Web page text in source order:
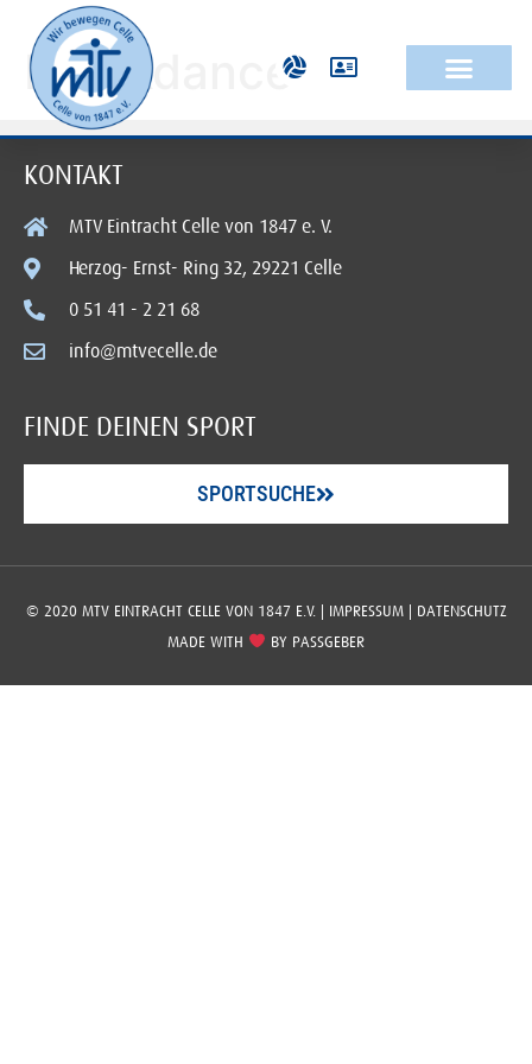
Breakdance
KONTAKT
MTV Eintracht Celle von 1847 e. V.
Herzog- Ernst- Ring 32, 29221 Celle
0 51 41 - 2 21 68
info@mtvecelle.de
FINDE DEINEN SPORT
SPORTSUCHE
© 2020 MTV EINTRACHT CELLE VON 1847 E.V. | IMPRESSUM| DATENSCHUTZ
MADE WITH
BY PASSGEBER